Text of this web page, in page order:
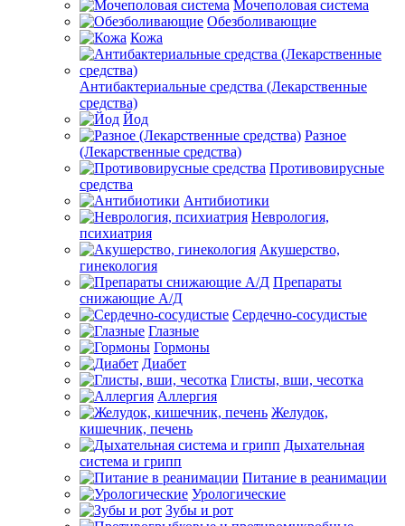
Мочеполовая система
Обезболивающие
Кожа
Антибактериальные средства (Лекарственные
средства)
Йод
Разное
(Лекарственные средства)
Противовирусные
средства
Антибиотики
Неврология,
психиатрия
Акушерство,
гинекология
Препараты
снижающие А/Д
Сердечно-сосудистые
Глазные
Гормоны
Диабет
Глисты, вши, чесотка
Аллергия
Желудок,
кишечник, печень
Дыхательная
система и грипп
Питание в реанимации
Урологические
Зубы и рот